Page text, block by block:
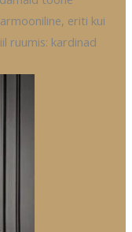
eriti kui
ruumis: kardinad